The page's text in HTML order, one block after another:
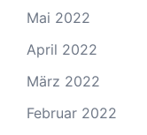
Mai 2022
April 2022
März 2022
Februar 2022